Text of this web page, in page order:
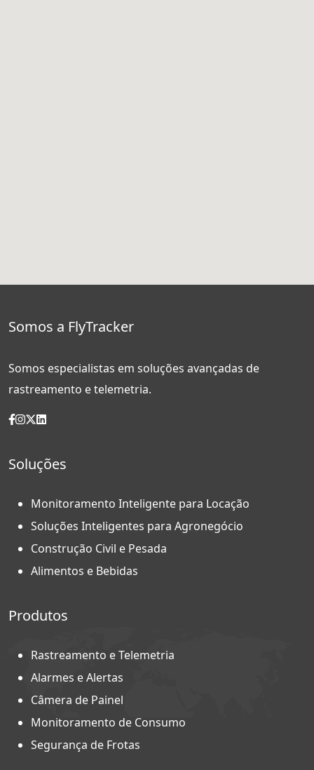
Somos a FlyTracker
Somos especialistas em soluções avançadas de
rastreamento e telemetria.
Soluções
Monitoramento Inteligente para Locação
Soluções Inteligentes para Agronegócio
Construção Civil e Pesada
Alimentos e Bebidas
Produtos
Rastreamento e Telemetria
Alarmes e Alertas
Câmera de Painel
Monitoramento de Consumo
Segurança de Frotas